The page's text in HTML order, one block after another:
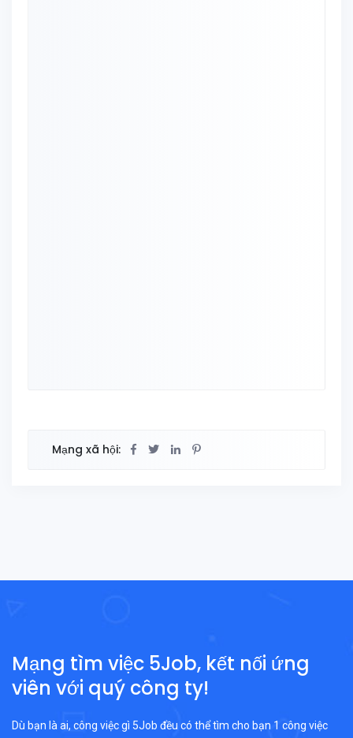
Mạng xã hội:
Mạng tìm việc 5Job, kết nối ứng
viên với quý công ty!
Dù bạn là ai, công việc gì 5Job đều có thể tìm cho bạn 1 công việc